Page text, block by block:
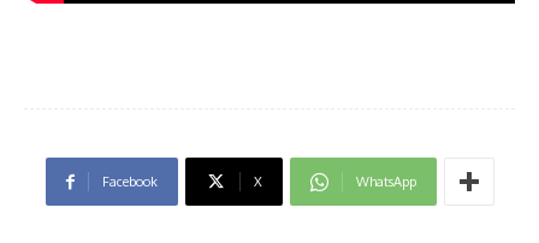
Facebook X WhatsApp